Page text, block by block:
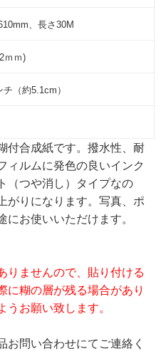
610mm、長さ30M
ｍｍ)
（約5.1cm）
付合成紙です。撥水性、耐
ィルムに発色の良いインク
（つや消し）タイプなの
がりになります。写真、ポ
にお使いいただけます。
りませんので、貼り付ける
に糊の層が残る場合があり
うお願い致します。
お問い合わせにてご連絡く